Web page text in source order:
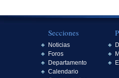
Secciones
Noticias
Foros
Departamento
Calendario